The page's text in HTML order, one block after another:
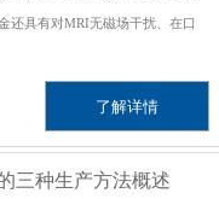
还具有对MRI无磁场干扰、在口
了解详情